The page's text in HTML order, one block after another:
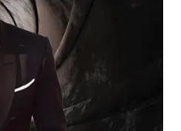
vendedores informales
Armenia entregaron
invadido y se volcaron
la legalidad